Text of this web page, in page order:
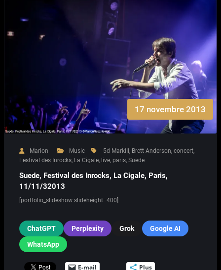
17 novembre 2013
Marion Music 5d MarkIII , Brett Anderson, concert,
Festival des Inrocks, La Cigale, live, paris, Suede
Suede, Festival des Inrocks, La Cigale, Paris,
11/11/32013
[portfolio_slideshow slideheight=400]
ChatGPT Perplexity Grok
Google AI
WhatsApp
E-mail Plus